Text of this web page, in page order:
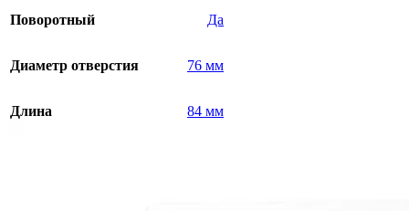
Поворотный Да
Диаметр отверстия 76 мм
Длина 84 мм